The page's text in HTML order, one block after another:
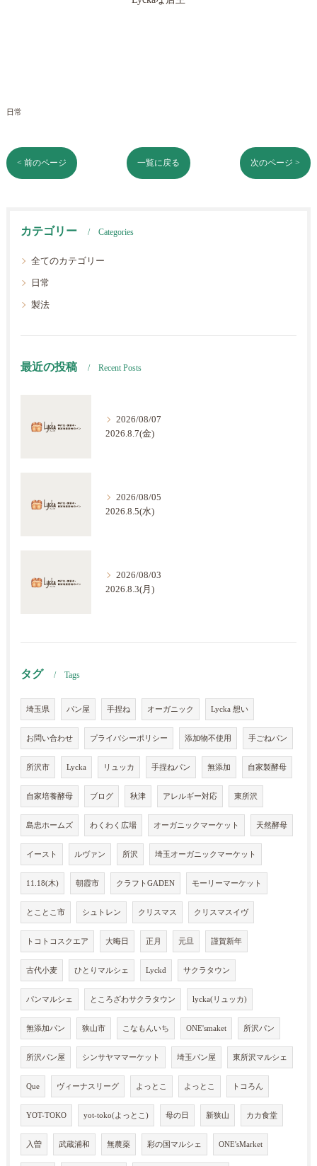
日常
< 前のページ 一覧に戻る 次のページ >
カテゴリー Categories
全てのカテゴリー
日常
製法
最近の投稿 Recent Posts
2026/08/07
2026.8.7(金)
2026/08/05
2026.8.5(水)
2026/08/03
2026.8.3(月)
タグ Tags
埼玉県 パン屋 手捏ね オーガニック Lycka 想い
お問い合わせ プライバシーポリシー 添加物不使用 手ごねパン
所沢市 Lycka リュッカ 手捏ねパン 無添加 自家製酵母
自家培養酵母 ブログ 秋津 アレルギー対応 東所沢
島忠ホームズ わくわく広場 オーガニックマーケット 天然酵母
イースト ルヴァン 所沢 埼玉オーガニックマーケット
11.18(木) 朝霞市 クラフトGADEN モーリーマーケット
とことこ市 シュトレン クリスマス クリスマスイヴ
トコトコスクエア 大晦日 正月 元旦 謹賀新年
古代小麦 ひとりマルシェ Lyckd サクラタウン
パンマルシェ ところざわサクラタウン lycka(リュッカ)
無添加パン 狭山市 こなもんいち ONE'smaket 所沢パン
所沢パン屋 シンサヤママーケット 埼玉パン屋 東所沢マルシェ
Que ヴィーナスリーグ よっとこ よっとこ トコろん
YOT-TOKO yot-toko(よっとこ) 母の日 新狭山 カカ食堂
入曽 武蔵浦和 無農薬 彩の国マルシェ ONE'sMarket